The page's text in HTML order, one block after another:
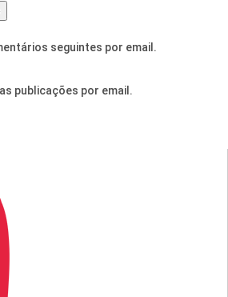
seguintes por email.
publicações por email.